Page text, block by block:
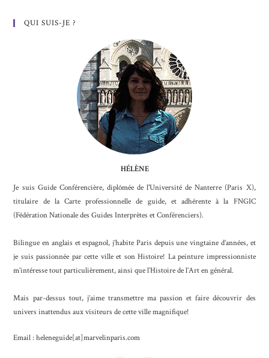
QUI SUIS-JE ?
HÉLÈNE
Je suis Guide Conférencière, diplômée de l'Université de Nanterre (Paris X),
titulaire de la Carte professionnelle de guide, et adhérente à la FNGIC
(Fédération Nationale des Guides Interprètes et Conférenciers).
Bilingue en anglais et espagnol, j’habite Paris depuis une vingtaine d’années, et
je suis passionnée par cette ville et son Histoire! La peinture impressionniste
m’intéresse tout particulièrement, ainsi que l’Histoire de l’Art en général.
Mais par-dessus tout, j’aime transmettre ma passion et faire découvrir des
univers inattendus aux visiteurs de cette ville magnifique!
Email : heleneguide[at]marvelinparis.com